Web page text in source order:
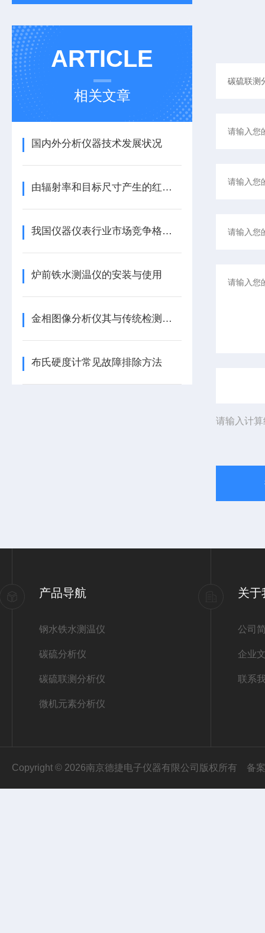
ARTICLE
相关文章
国内外分析仪器技术发展状况
由辐射率和目标尺寸产生的红外测温误差
我国仪器仪表行业市场竞争格局悄然转变
炉前铁水测温仪的安装与使用
金相图像分析仪其与传统检测方法相比优点
布氏硬度计常见故障排除方法
请输入计
产品导航
钢水铁水测温仪
碳硫分析仪
碳硫联测分析仪
微机元素分析仪
关于
公司
企业
联系
Copyright © 2026南京德捷电子仪器有限公司版权所有 备